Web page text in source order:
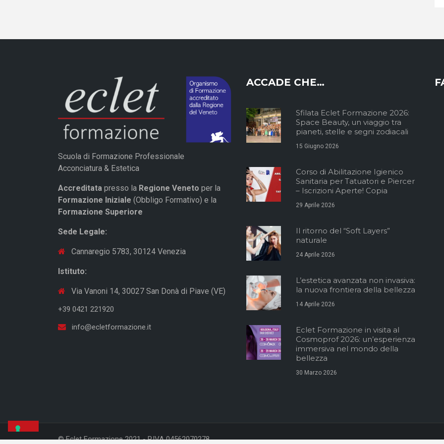
Scuola di Formazione Professionale
Acconciatura & Estetica
Accreditata presso la Regione Veneto per la
Formazione Iniziale (Obbligo Formativo) e la
Formazione Superiore
Sede Legale:
Cannaregio 5783, 30124 Venezia
Istituto:
Via Vanoni 14, 30027 San Donà di Piave (VE)
+39 0421 221920
info@ecletformazione.it
ACCADE CHE…
Sfilata Eclet Formazione 2026:
Space Beauty, un viaggio tra
pianeti, stelle e segni zodiacali
15 Giugno 2026
Corso di Abilitazione Igienico
Sanitaria per Tatuatori e Piercer
– Iscrizioni Aperte! Copia
29 Aprile 2026
Il ritorno del “Soft Layers”
naturale
24 Aprile 2026
L’estetica avanzata non invasiva:
la nuova frontiera della bellezza
14 Aprile 2026
Eclet Formazione in visita al
Cosmoprof 2026: un’esperienza
immersiva nel mondo della
bellezza
30 Marzo 2026
© Eclet Formazione 2021 - P.IVA 04562070278